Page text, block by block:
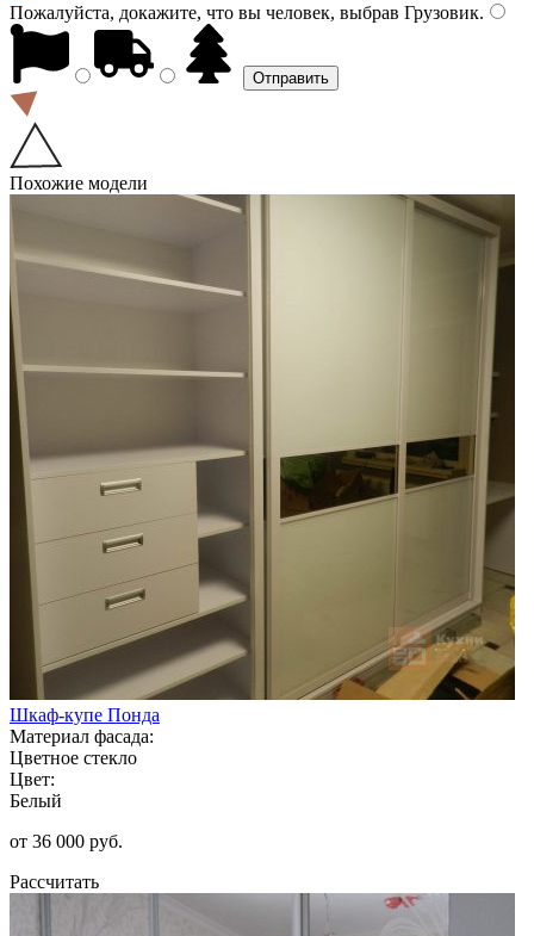
Пожалуйста, докажите, что вы человек, выбрав Грузовик.
Похожие модели
Шкаф-купе Понда
Материал фасада:
Цветное стекло
Цвет:
Белый
от 36 000 руб.
Рассчитать